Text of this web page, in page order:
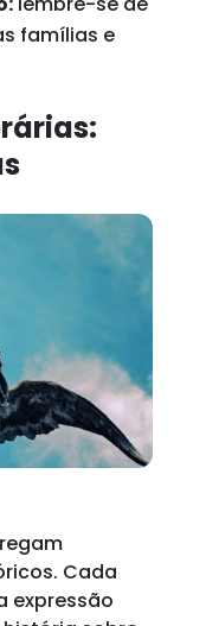
famílias e
Cada
expressão